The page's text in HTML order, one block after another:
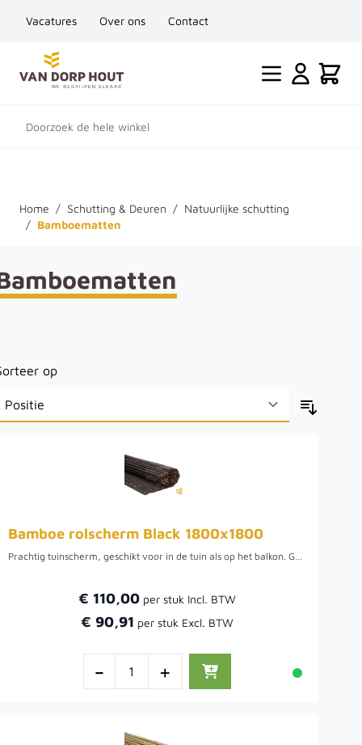
Vacatures Over ons Contact
Ga naar de inhoud
Cart
Doorzoek de hele winkel
Home / Schutting & Deuren / Natuurlijke schutting
/ Bamboematten
op
Bamboe rolscherm Black 1800x1800
Prachtig tuinscherm, geschikt voor in de tuin als op het balkon. Gemaakt van ca. 30mm dikke bamboe stokken, welke per stengel gebonden zijn en verbonden worden door gegalvaniseerd ijzerdraad.
€ 110,00
€ 90,91
- +